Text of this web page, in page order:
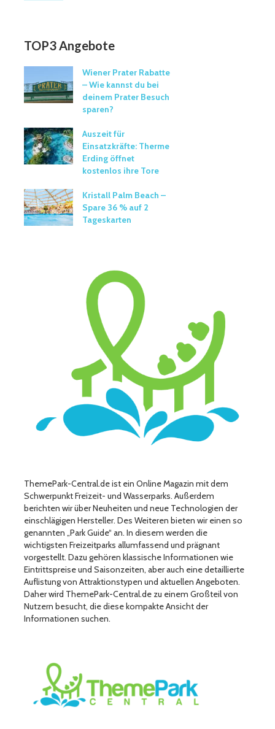
TOP3 Angebote
Wiener Prater Rabatte
– Wie kannst du bei
deinem Prater Besuch
sparen?
Auszeit für
Einsatzkräfte: Therme
Erding öffnet
kostenlos ihre Tore
Kristall Palm Beach –
Spare 36 % auf 2
Tageskarten
ThemePark-Central.de ist ein Online Magazin mit dem
Schwerpunkt Freizeit- und Wasserparks. Außerdem
berichten wir über Neuheiten und neue Technologien der
einschlägigen Hersteller. Des Weiteren bieten wir einen so
genannten „Park Guide“ an. In diesem werden die
wichtigsten Freizeitparks allumfassend und prägnant
vorgestellt. Dazu gehören klassische Informationen wie
Eintrittspreise und Saisonzeiten, aber auch eine detaillierte
Auflistung von Attraktionstypen und aktuellen Angeboten.
Daher wird ThemePark-Central.de zu einem Großteil von
Nutzern besucht, die diese kompakte Ansicht der
Informationen suchen.